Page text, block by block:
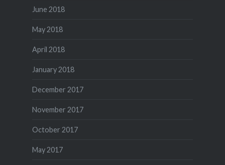
June 2018
May 2018
April 2018
January 2018
December 2017
November 2017
October 2017
May 2017